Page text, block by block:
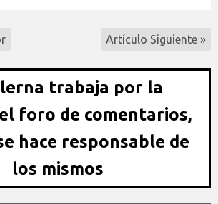
Artículo Siguiente »
trabaja por la
foro de comentarios,
hace responsable de
los mismos